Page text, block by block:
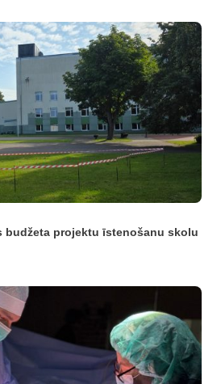
budžeta projektu īstenošanu skolu